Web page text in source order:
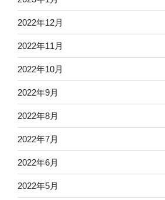
2022年12月
2022年11月
2022年10月
2022年9月
2022年8月
2022年7月
2022年6月
2022年5月